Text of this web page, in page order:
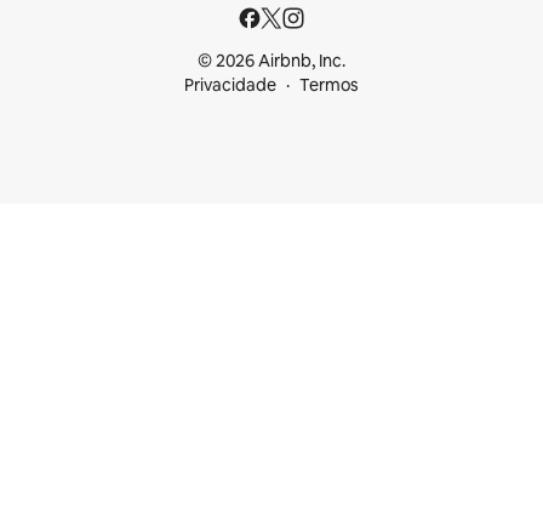
© 2026 Airbnb, Inc.
Privacidade
Termos